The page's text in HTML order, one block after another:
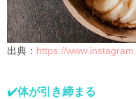
出典： https://
✔️体が引き締まる